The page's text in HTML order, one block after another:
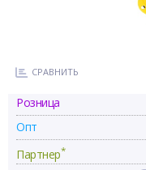
СРАВНИТЬ
Розница
Опт
Партнер*